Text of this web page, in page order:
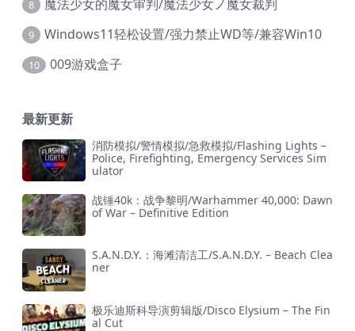
8 魔法少女的魔女审判/魔法少女ノ魔女裁判
9 Windows11轻松设置/强力禁止WD等/兼容Win10
10 009游戏盒子
最新更新
消防模拟/警情模拟/急救模拟/Flashing Lights –
Police, Firefighting, Emergency Services Sim
ulator
战锤40k：战争黎明/Warhammer 40,000: Dawn
of War – Definitive Edition
S.A.N.D.Y.：海滩清洁工/S.A.N.D.Y. – Beach Clea
ner
极乐迪斯科导演剪辑版/Disco Elysium – The Fin
al Cut